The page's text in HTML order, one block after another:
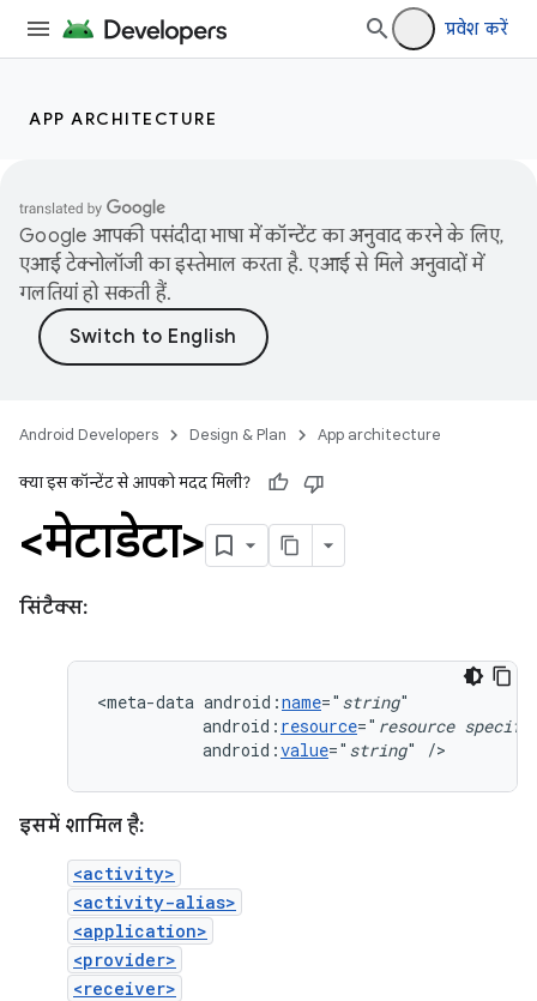
प्रवेश करें
APP ARCHITECTURE
Google आपकी पसंदीदा भाषा में कॉन्टेंट का अनुवाद करने के लिए,
एआई टेक्नोलॉजी का इस्तेमाल करता है. एआई से मिले अनुवादों में
गलतियां हो सकती हैं.
Android Developers Design & Plan App architecture
क्या इस कॉन्टेंट से आपको मदद मिली?
<मेटाडेटा>
सिंटैक्स:
<meta-data android:name=" string
android: resource=" resource
android:value=" string" />
इसमें शामिल है:
<activity>
<activity-alias>
<application>
<provider>
<receiver>